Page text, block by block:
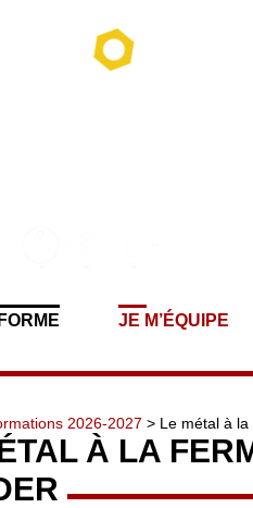
JE M’ÉQUIPE
2026-2027 > Le métal à
À LA